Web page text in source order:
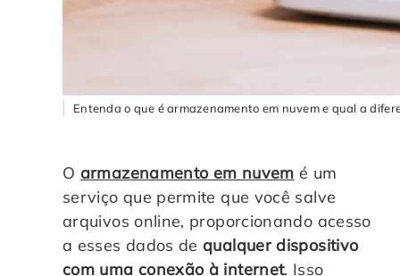
Entenda o que é armazenamento em nuvem e qual a
O armazenamento em nuvem é um
serviço que permite que você salve
arquivos online, proporcionando acesso
a esses dados de qualquer dispositivo
com uma conexão à internet. Isso